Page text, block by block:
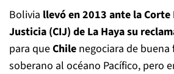
Bolivia llevó en 2013 ante la
Justicia (CIJ) de La Haya su
para queChile negociara de buena
soberano al océano Pacífico, pero